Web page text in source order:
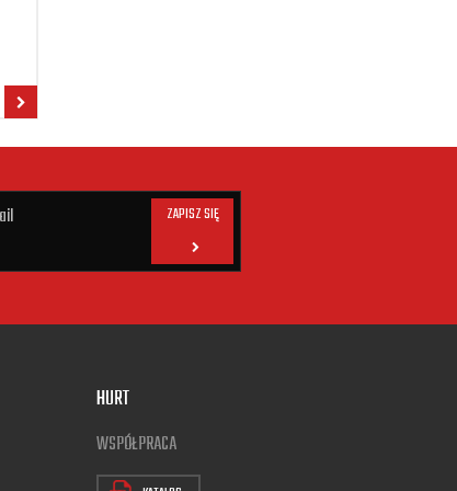
ZAPISZ SIĘ
HURT
WSPÓŁPRACA